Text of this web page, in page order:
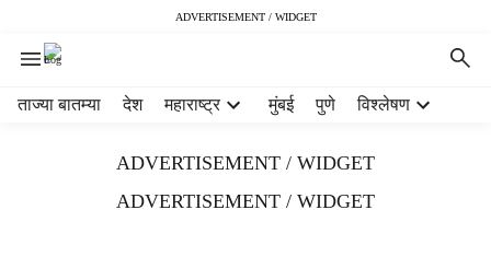
ADVERTISEMENT / WIDGET
ताज्या बातम्या देश महाराष्ट्र मुंबई पुणे विश्लेषण
ADVERTISEMENT / WIDGET
ADVERTISEMENT / WIDGET